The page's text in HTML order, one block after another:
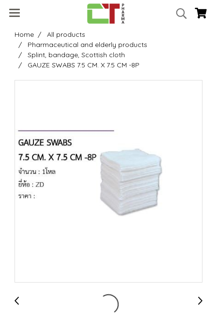
Home
All products
Pharmaceutical and elderly products
Splint, bandage, Scottish cloth
GAUZE SWABS 7.5 CM. X 7.5 CM -8P